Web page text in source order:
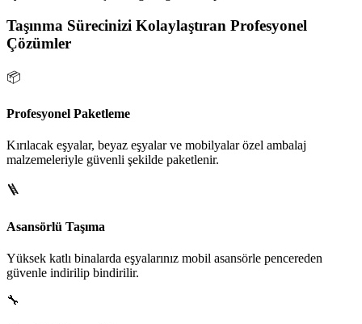
Taşınma Sürecinizi Kolaylaştıran Profesyonel
Çözümler
📦
Profesyonel Paketleme
Kırılacak eşyalar, beyaz eşyalar ve mobilyalar özel ambalaj
malzemeleriyle güvenli şekilde paketlenir.
🪜
Asansörlü Taşıma
Yüksek katlı binalarda eşyalarınız mobil asansörle pencereden
güvenle indirilip bindirilir.
🔧